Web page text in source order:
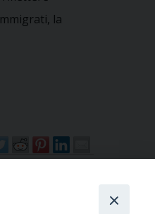
la